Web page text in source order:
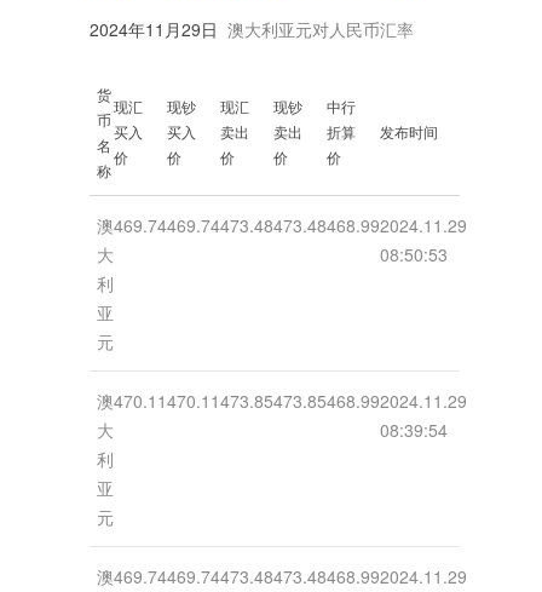
2024年11月29日 澳大利亚元对人民币汇率
货
币
名
称
现汇
买入
价
现钞
买入
价
现汇
卖出
价
现钞
卖出
价
中行
折算
价
发布时间
澳
大
利
亚
元
469.74469.74473.48473.48468.992024.11.29
08:50:53
澳
大
利
亚
元
470.11470.11473.85473.85468.992024.11.29
08:39:54
澳469.74469.74473.48473.48468.992024.11.29